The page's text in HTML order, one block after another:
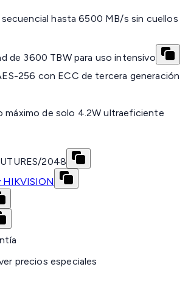
hasta 6500 MB/s sin cuellos
de 3600 TBW para uso intensivo
256 con ECC de tercera generación
máximo de solo 4.2W ultraeficiente
2048
HIKVISION
precios especiales